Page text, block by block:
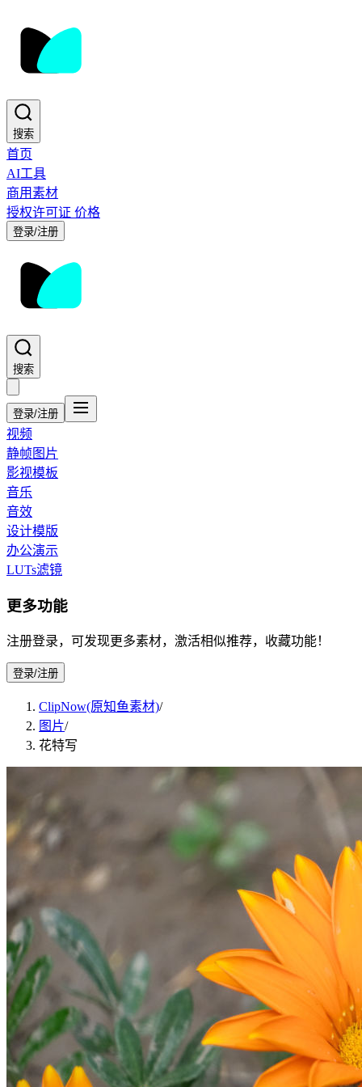
搜索
首页
AI工具
商用素材
授权许可证 价格
登录/注册
搜索
登录/注册
视频
静帧图片
影视模板
音乐
音效
设计模版
办公演示
LUTs滤镜
更多功能
注册登录，可发现更多素材，激活相似推荐，收藏功能！
登录/注册
ClipNow(原知鱼素材)/
图片/
花特写